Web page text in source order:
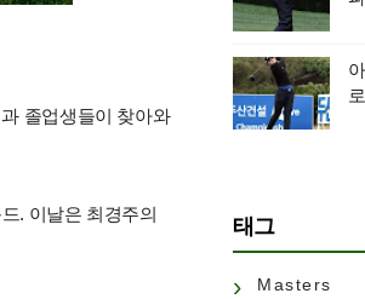
졸업생들이 찾아와
. 이날은 최경주의
태그
Masters